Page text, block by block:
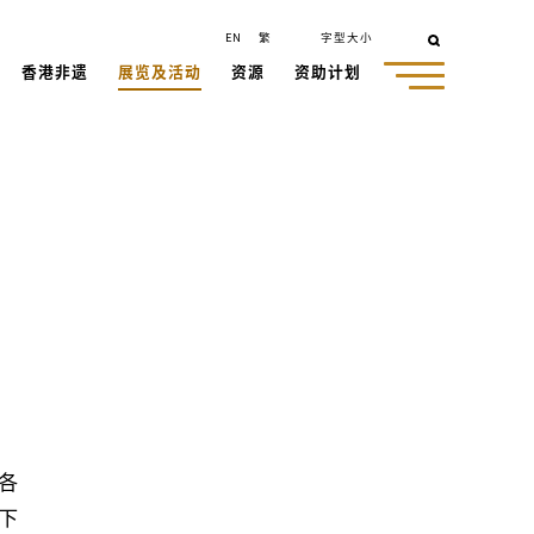
香港非遗 展览及活动 资源 资助计划
EN 繁 字型大小